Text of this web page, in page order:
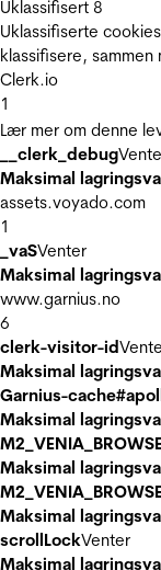
Uklassifisert 8
Uklassifiserte
klassifisere,
Clerk.io
1
Lær mer om denne
__clerk_debug
Maksimal
assets.voyado.com
1
_vaSVenter
Maksimal
www.garnius.no
6
clerk-visitor-id
Maksimal
Garnius-
Maksimal
Maksimal
Maksimal
scrollLockVenter
Maksimal